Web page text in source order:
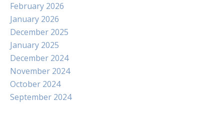
February 2026
January 2026
December 2025
January 2025
December 2024
November 2024
October 2024
September 2024